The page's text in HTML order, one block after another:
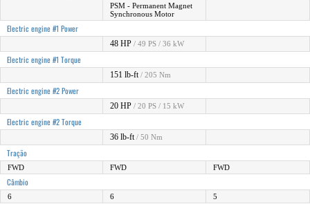
PSM - Permanent Magnet
Synchronous Motor
Electric engine #1 Power
48 HP / 49 PS / 36 kW
Electric engine #1 Torque
151 lb-ft / 205 Nm
Electric engine #2 Power
20 HP / 20 PS / 15 kW
Electric engine #2 Torque
36 lb-ft / 50 Nm
Tração
FWD FWD FWD
Câmbio
6 6 5